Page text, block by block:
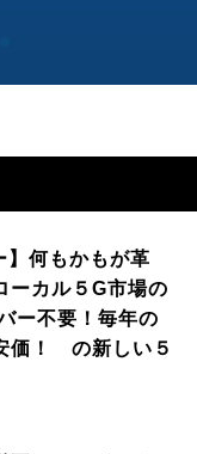
】何もかもが革
ーカル５G市場の
ー不要！毎年の
価！ の新しい５